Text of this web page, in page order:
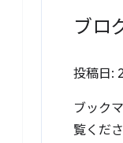
ブロ
投稿日:
ブック
覧くださ